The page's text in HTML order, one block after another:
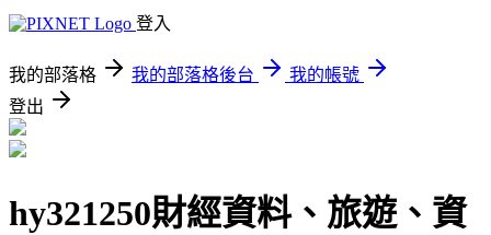
登入
我的部落格 我的部落格後台
我的帳號
登出
hy321250財經資料、旅遊、資